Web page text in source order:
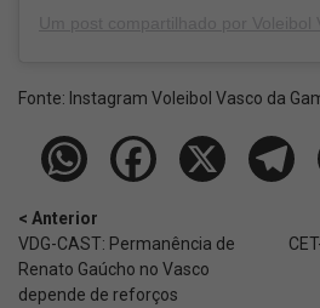
Fonte: Instagram Voleibol Vasco da
< Anterior
VDG-CAST: Permanência de
Renato Gaúcho no Vasco
depende de reforços